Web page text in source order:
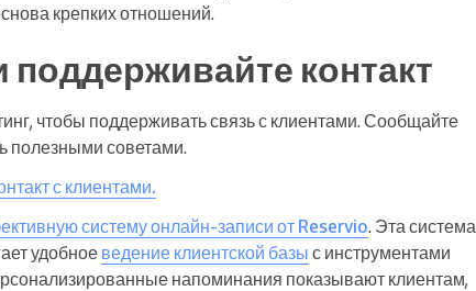
крепких отношений.
поддерживайте контакт
чтобы поддерживать связь с клиентами. Сообщайте
полезными советами.
с клиентами.
систему онлайн-записи от Reservio. Эта система
удобноеведение клиентской базы с инструментами
напоминания показывают клиентам,